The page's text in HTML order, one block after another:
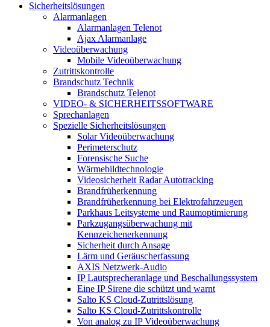
Sicherheitslösungen
Alarmanlagen
Alarmanlagen Telenot
Ajax Alarmanlage
Videoüberwachung
Mobile Videoüberwachung
Zutrittskontrolle
Brandschutz Technik
Brandschutz Telenot
VIDEO- & SICHERHEITSSOFTWARE
Sprechanlagen
Spezielle Sicherheitslösungen
Solar Videoüberwachung
Perimeterschutz
Forensische Suche
Wärmebildtechnologie
Videosicherheit Radar Autotracking​
Brandfrüherkennung
Brandfrüherkennung bei Elektrofahrzeugen
Parkhaus Leitsysteme und Raumoptimierung
Parkzugangsüberwachung mit
Kennzeichenerkennung
Sicherheit durch Ansage
Lärm und Geräuscherfassung
AXIS Netzwerk-Audio
IP Lautsprecheranlage und Beschallungssystem
Eine IP Sirene die schützt und warnt
Salto KS Cloud-Zutrittslösung
Salto KS Cloud-Zutrittskontrolle
Von analog zu IP Videoüberwachung